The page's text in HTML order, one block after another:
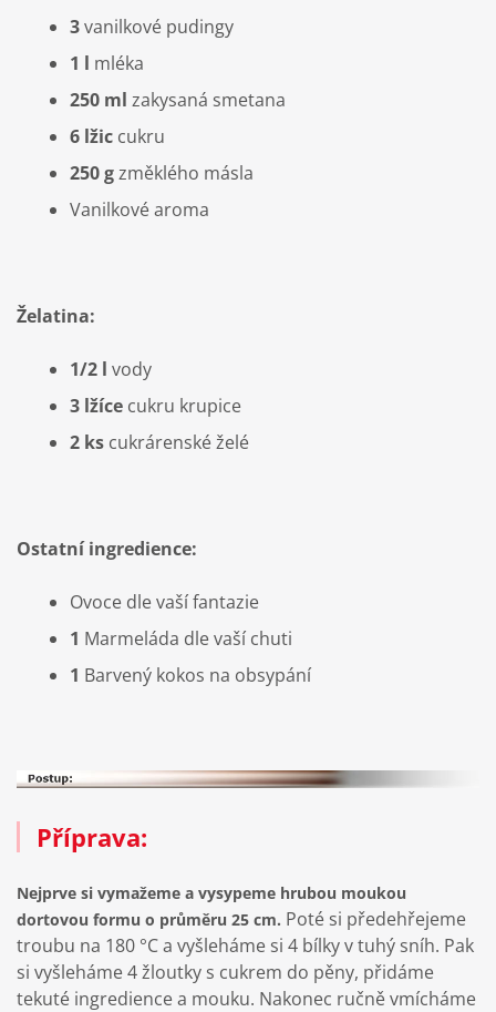
3vanilkové pudingy
1 l mléka
250 ml zakysaná smetana
6 lžic cukru
250 gzměklého másla
Vanilkové aroma
Želatina:
1/2 l vody
3 lžíce cukru krupice
2 ks cukrárenské želé
Ostatní ingredience:
Ovoce dle vaší fantazie
1 Marmeláda dle vaší chuti
1 Barvený kokos na obsypání
Příprava:
Nejprve si vymažeme a vysypeme hrubou moukou
dortovou formu o průměru 25 cm. Poté si předehřejeme
troubu na 180 °C a vyšleháme si 4 bílky v tuhý sníh. Pak
si vyšleháme 4 žloutky s cukrem do pěny, přidáme
tekuté ingredience a mouku. Nakonec ručně vmícháme